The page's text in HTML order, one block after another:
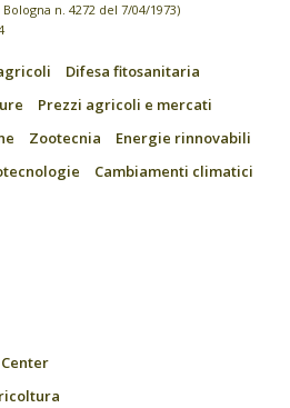
n. 4272 del 7/04/1973)
Difesa fitosanitaria
Prezzi agricoli e mercati
Zootecnia
Energie rinnovabili
Cambiamenti climatici